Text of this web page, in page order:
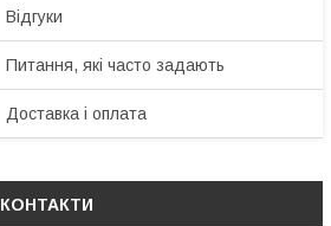
Відгуки
Питання, які часто задають
Доставка і оплата
КОНТАКТИ